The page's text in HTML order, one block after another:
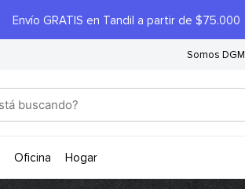
Envío GRATIS en Tandil a partir de $75.000
Somos DGM
oficina hogar